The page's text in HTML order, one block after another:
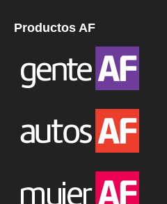
Productos AF